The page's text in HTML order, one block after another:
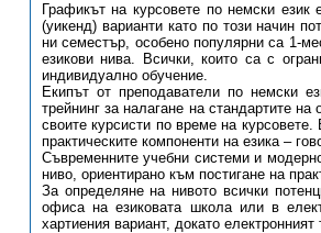
Графикът на курсовете по немски
(уикенд) варианти като по този начин
ни семестър, особено популярни са 1-
езикови нива. Всички, които са с
индивидуално обучение.
Екипът от преподаватели по немски
трейнинг за налагане на стандартите
своите курсисти по време на
практическите компоненти на езика –
Съвременните учебни системи и
ниво, ориентирано към постигане на
За определяне на нивото всички
офиса на езиковата школа или в
хартиения вариант, докато